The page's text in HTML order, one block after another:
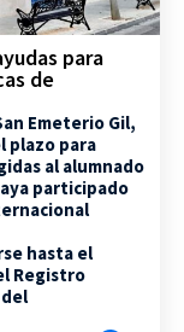
para
de
Emeterio Gil,
plazo para
al alumnado
participado
hasta el
Registro